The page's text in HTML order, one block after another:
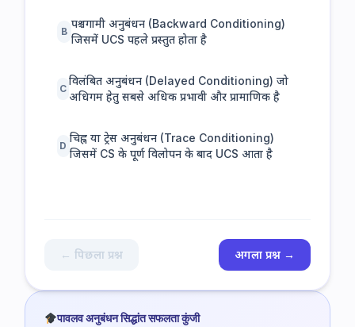
B
पश्चगामी अनुबंधन (Backward Conditioning)
जिसमें UCS पहले प्रस्तुत होता है
C
विलंबित अनुबंधन (Delayed Conditioning) जो
अधिगम हेतु सबसे अधिक प्रभावी और प्रामाणिक है
D
चिह्न या ट्रेस अनुबंधन (Trace Conditioning)
जिसमें CS के पूर्ण विलोपन के बाद UCS आता है
← पिछला प्रश्न अगला प्रश्न →
पावलव अनुबंधन सिद्धांत सफलता कुंजी